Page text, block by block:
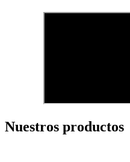
Nuestros productos